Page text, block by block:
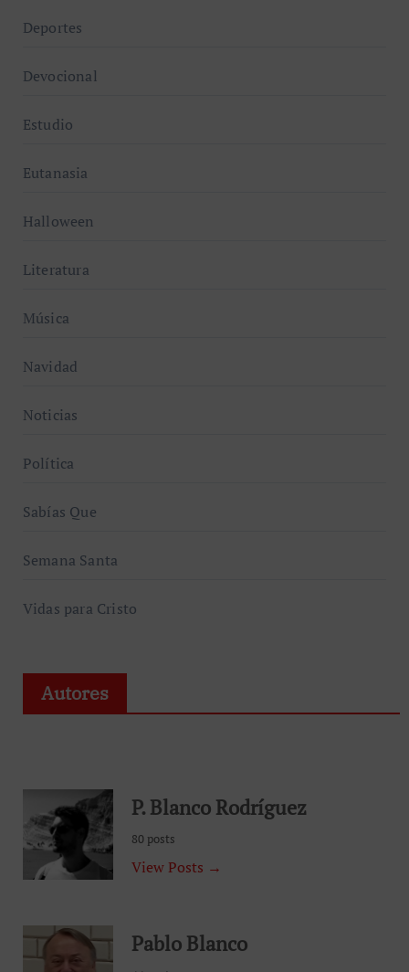
Deportes
Devocional
Estudio
Eutanasia
Halloween
Literatura
Música
Navidad
Noticias
Política
Sabías Que
Semana Santa
Vidas para Cristo
Autores
P. Blanco Rodríguez
80 posts
View Posts →
Pablo Blanco